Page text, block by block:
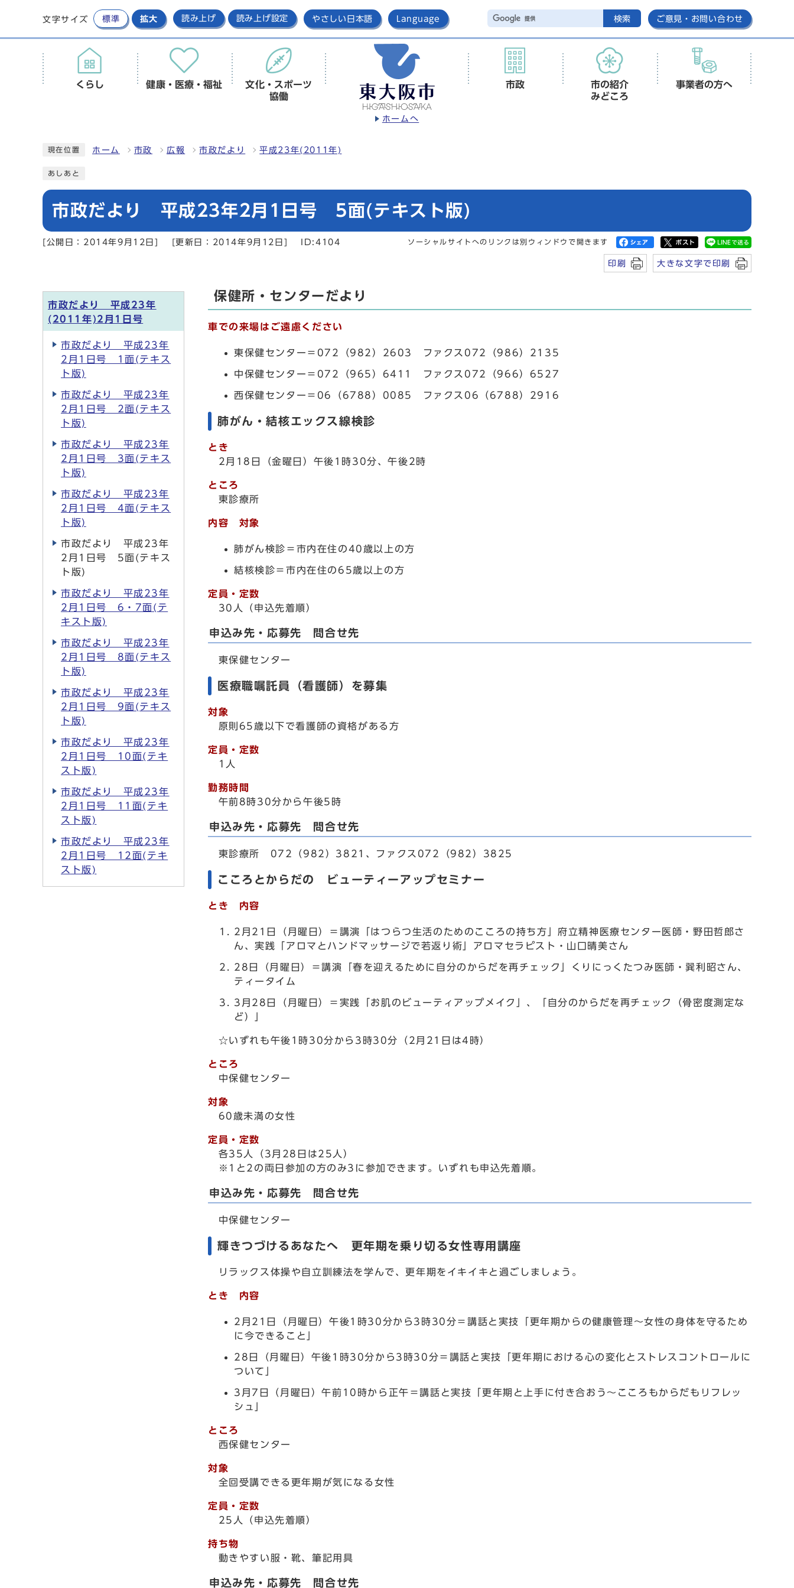
文字サイズ 標準 拡大 読み上げ 読み上げ設定 やさしい日本語 Language 検索 ご意見・お問い合わせ
ホームへ
くらし 健康・医療・福祉
文化・スポーツ
協働
市政
市の紹介
みどころ
事業者の方へ
現在位置 ホーム 市政 広報 市政だより 平成23年(2011年)
あしあと
市政だより 平成23年2月1日号 5面(テキスト版)
[公開日：2014年9月12日] [更新日：2014年9月12日] ID:4104 ソーシャルサイトへのリンクは別ウィンドウで開きます
印刷 大きな文字で印刷
保健所・センターだより
車での来場はご遠慮ください
東保健センター＝072（982）2603 ファクス072（986）2135
中保健センター＝072（965）6411 ファクス072（966）6527
西保健センター＝06（6788）0085 ファクス06（6788）2916
肺がん・結核エックス線検診
とき
2月18日（金曜日）午後1時30分、午後2時
ところ
東診療所
内容 対象
肺がん検診＝市内在住の40歳以上の方
結核検診＝市内在住の65歳以上の方
定員・定数
30人（申込先着順）
申込み先・応募先 問合せ先
東保健センター
医療職嘱託員（看護師）を募集
対象
原則65歳以下で看護師の資格がある方
定員・定数
1人
勤務時間
午前8時30分から午後5時
申込み先・応募先 問合せ先
東診療所 072（982）3821、ファクス072（982）3825
こころとからだの ビューティーアップセミナー
とき 内容
2月21日（月曜日）＝講演「はつらつ生活のためのこころの持ち方」府立精神医療センター医師・野田哲郎さ
ん、実践「アロマとハンドマッサージで若返り術」アロマセラピスト・山口晴美さん
28日（月曜日）＝講演「春を迎えるために自分のからだを再チェック」くりにっくたつみ医師・巽利昭さん、
ティータイム
3月28日（月曜日）＝実践「お肌のビューティアップメイク」、「自分のからだを再チェック（骨密度測定な
ど）」
☆いずれも午後1時30分から3時30分（2月21日は4時）
ところ
中保健センター
対象
60歳未満の女性
定員・定数
各35人（3月28日は25人）
※1と2の両日参加の方のみ3に参加できます。いずれも申込先着順。
申込み先・応募先 問合せ先
中保健センター
輝きつづけるあなたへ 更年期を乗り切る女性専用講座
リラックス体操や自立訓練法を学んで、更年期をイキイキと過ごしましょう。
とき 内容
2月21日（月曜日）午後1時30分から3時30分＝講話と実技「更年期からの健康管理～女性の身体を守るため
に今できること」
28日（月曜日）午後1時30分から3時30分＝講話と実技「更年期における心の変化とストレスコントロールに
ついて」
3月7日（月曜日）午前10時から正午＝講話と実技「更年期と上手に付き合おう～こころもからだもリフレッ
シュ」
ところ
西保健センター
対象
全回受講できる更年期が気になる女性
定員・定数
25人（申込先着順）
持ち物
動きやすい服・靴、筆記用具
申込み先・応募先 問合せ先
市政だより 平成23年
(2011年)2月1日号
市政だより 平成23年
2月1日号 1面(テキス
ト版)
市政だより 平成23年
2月1日号 2面(テキス
ト版)
市政だより 平成23年
2月1日号 3面(テキス
ト版)
市政だより 平成23年
2月1日号 4面(テキス
ト版)
市政だより 平成23年
2月1日号 5面(テキス
ト版)
市政だより 平成23年
2月1日号 6・7面(テ
キスト版)
市政だより 平成23年
2月1日号 8面(テキス
ト版)
市政だより 平成23年
2月1日号 9面(テキス
ト版)
市政だより 平成23年
2月1日号 10面(テキ
スト版)
市政だより 平成23年
2月1日号 11面(テキ
スト版)
市政だより 平成23年
2月1日号 12面(テキ
スト版)